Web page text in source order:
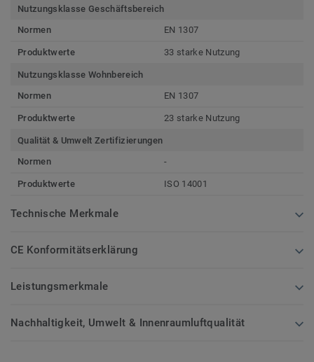
Nutzungsklasse Geschäftsbereich
Normen
EN 1307
Produktwerte 33 starke Nutzung
Nutzungsklasse Wohnbereich
Normen
EN 1307
Produktwerte 23 starke Nutzung
Qualität & Umwelt Zertifizierungen
Normen
-
Produktwerte ISO 14001
Technische Merkmale
CE Konformitätserklärung
Leistungsmerkmale
Nachhaltigkeit, Umwelt & Innenraumluftqualität